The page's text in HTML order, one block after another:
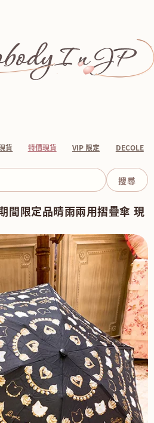
貨 特價現貨 VIP 限定 DECOLE
間限定品晴雨兩用摺疊傘 現